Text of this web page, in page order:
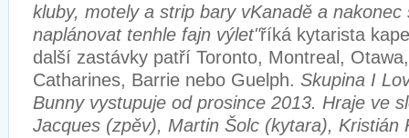
kluby, motely a strip bary vKanadě a nakonec
naplánovat tenhle fajn výlet"říká kytarista
další zastávky patří Toronto, Montreal,
Catharines, Barrie nebo Guelph. Skupina I
Bunny vystupuje od prosince 2013. Hraje ve
Jacques (zpěv), Martin Šolc (kytara), Kristián